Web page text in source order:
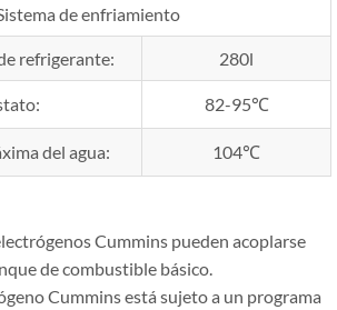
de enfriamiento
refrigerante: 280l
82-95℃
del agua:
104℃
Cummins pueden acoplarse
de combustible básico.
Cummins está sujeto a un programa